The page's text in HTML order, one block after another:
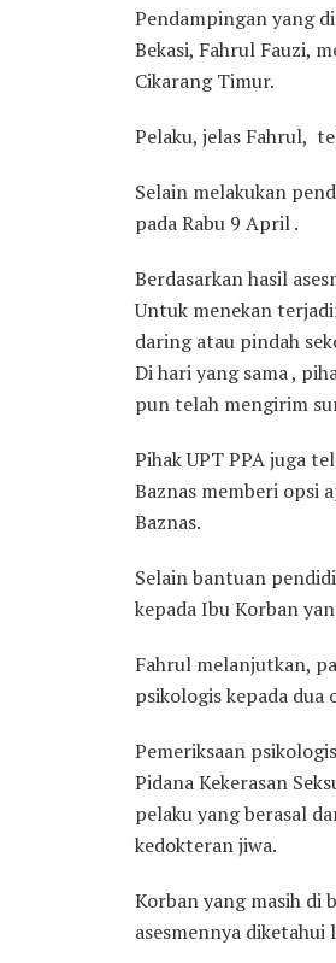
Pendampingan yang
Bekasi, Fahrul Fauzi,
Cikarang Timur.
Pelaku, jelas Fahrul,
Selain melakukan
pada Rabu 9 April .
Berdasarkan hasil
Untuk menekan
daring atau pindah
Di hari yang sama ,
pun telah mengirim
Pihak UPT PPA juga
Baznas memberi opsi
Baznas.
Selain bantuan
kepada Ibu Korban
Fahrul melanjutkan,
psikologis kepada dua
Pemeriksaan
Pidana Kekerasan
pelaku yang berasal
kedokteran jiwa.
Korban yang masih di
asesmennya